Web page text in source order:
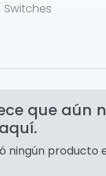
Switches
que aún
ningún producto